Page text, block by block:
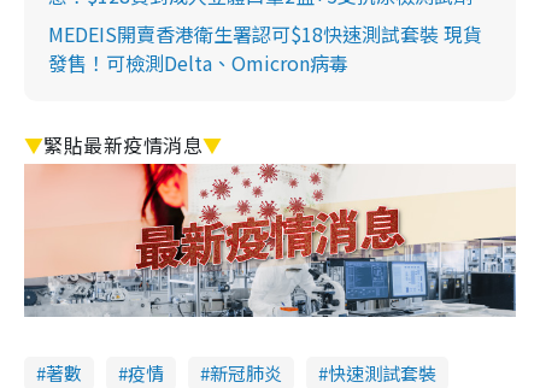
MEDEIS開賣香港衛生署認可$18快速測試套裝 現貨
發售！可檢測Delta、Omicron病毒
▼緊貼最新疫情消息▼
著數 疫情 新冠肺炎
快速測試套裝